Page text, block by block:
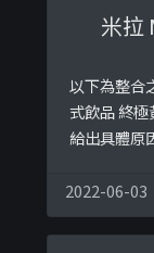
米拉
以下為整合
式飲品 終
給出具體原
2022-06-03